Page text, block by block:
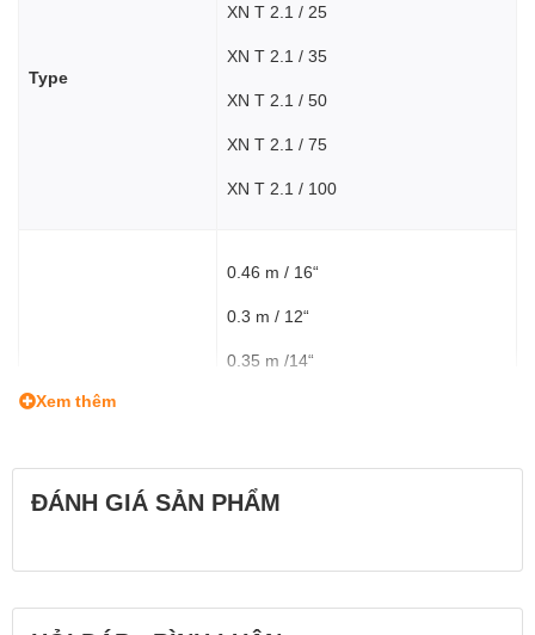
Type
XN T 2.1 / 25
XN T 2.1 / 35
XN T 2.1 / 50
XN T 2.1 / 75
XN T 2.1 / 100
0.46 m / 16“
0.3 m / 12“
0.35 m /14“
1 m / 3‘3“
1530 g / 3.3 Ibs
Xem thêm
ĐÁNH GIÁ SẢN PHẨM